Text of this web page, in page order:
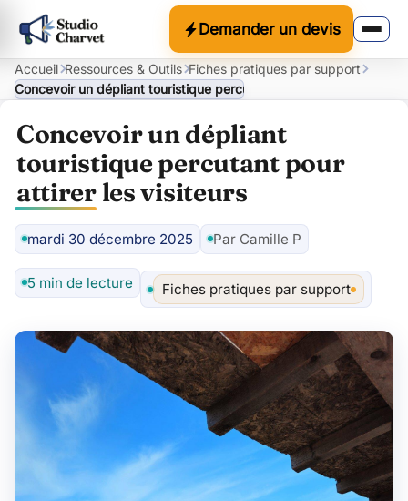
Demander un devis
Accueil Ressources & Outils Fiches pratiques par support
Concevoir un dépliant touristique percutant pour attirer les
Concevoir un dépliant
touristique percutant pour
attirer les visiteurs
mardi 30 décembre 2025
Auteur
Par Camille P
5 min de lecture Fiches pratiques par support